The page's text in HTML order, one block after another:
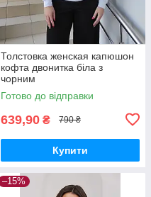
Толстовка женская капюшон
кофта двонитка біла з
чорним
Готово до відправки
639,90 ₴ 790 ₴
Купити
–15%